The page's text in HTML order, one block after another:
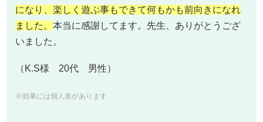
になり、楽しく遊ぶ事もできて何もかも前向きになれ
ました。 本当に感謝してます。先生、ありがとうござ
いました。
（K.S様 20代 男性）
※効果には個人差があります